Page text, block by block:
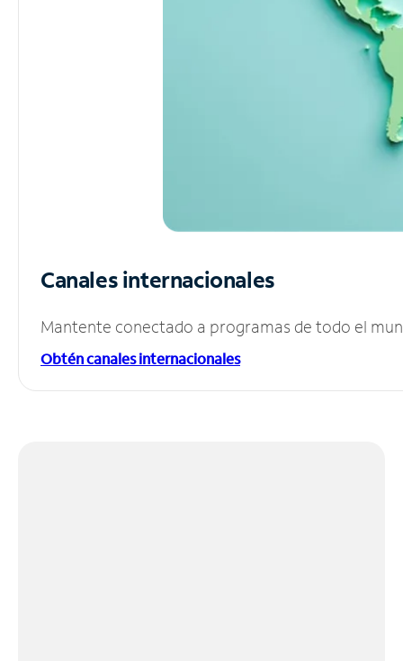
Canales internacionales
Mantente conectado a programas de todo el
Obtén canales internacionales